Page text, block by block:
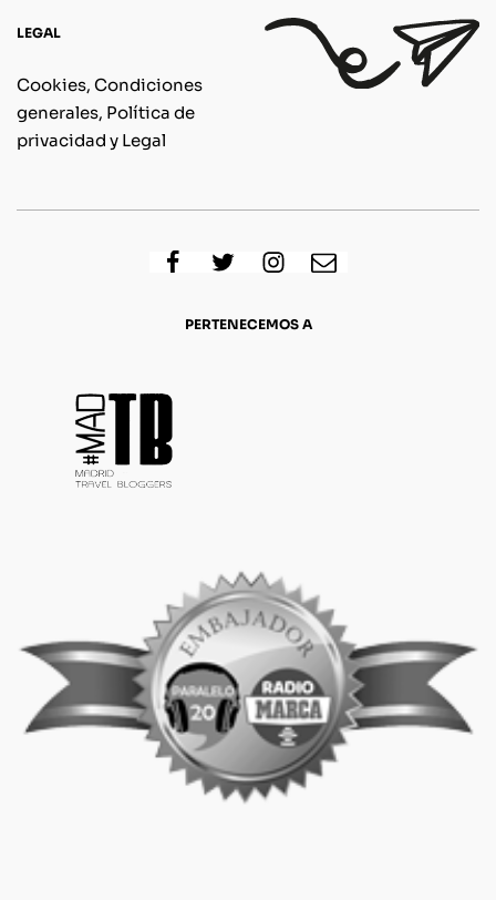
LEGAL
Cookies, Condiciones
generales, Política de
privacidad y Legal
PERTENECEMOS A